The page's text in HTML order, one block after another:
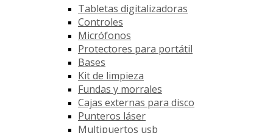
Tabletas digitalizadoras
Controles
Micrófonos
Protectores para portátil
Bases
Kit de limpieza
Fundas y morrales
Cajas externas para disco
Punteros láser
Multipuertos usb